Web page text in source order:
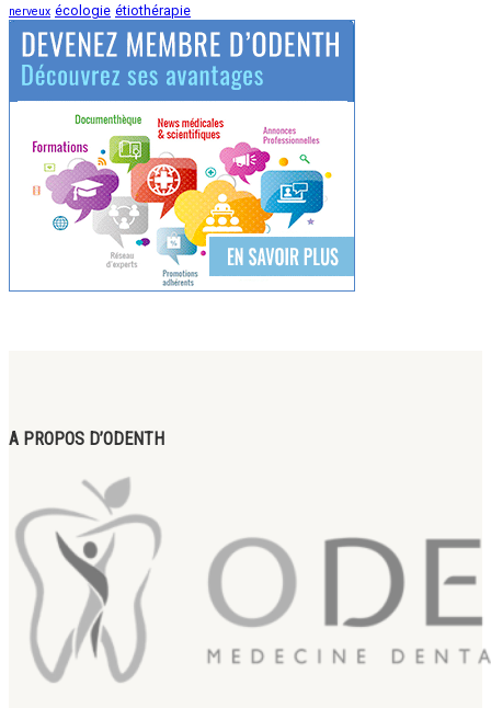
nerveux écologie étiothérapie
A PROPOS D’ODENTH